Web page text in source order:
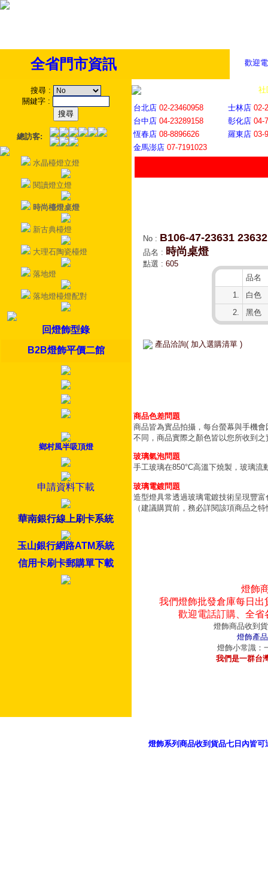
歡迎
全省門市資訊
搜尋 :
關鍵字 :
總訪客:
水晶檯燈立燈
閱讀燈立燈
時尚檯燈桌燈
新古典檯燈
大理石陶瓷檯燈
落地燈
落地燈檯燈配對
回燈飾型錄
B2B燈飾平價二館
鄉村風半吸頂燈
申請資料下載
華南銀行線上刷卡系統
玉山銀行網路ATM系統
信用卡刷卡郵購單下載
社
台北店 02-23460958 士林店 02-
台中店 04-23289158 彰化店 04-
恆春店 08-8896626 羅東店 03-
金馬澎店 07-7191023
No : B106-47-23631 23632
品名 : 時尚桌燈
點選 : 605
品名
1.
白色
2.
黑色
產品洽詢( 加入選購清單 )
商品色差問題
商品皆為實品拍攝，每台螢幕與手機
不同，商品實際之顏色皆以您所收到之
玻璃氣泡問題
手工玻璃在850°C高溫下燒製，玻璃
玻璃電鍍問題
造型燈具常透過玻璃電鍍技術呈現豐
（建議購買前，務必詳閱該項商品之
燈飾
我們燈飾批發倉庫每日
歡迎電話訂購、全
燈飾商品收到
燈飾產
燈飾小常識：
我們是一群台
燈飾系列商品收到貨品七日內皆